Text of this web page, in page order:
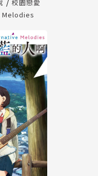
合併與書櫃開通申請
校園戀愛
Melodies